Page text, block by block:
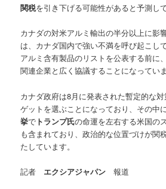
関税を引き下げる可能性があると予測して
カナダの対米アルミ輸出の半分以上に影
は、カナダ国内で強い不満を呼び起こし
アルミ含有製品のリストを公表する前に
関連企業と広く協議することになっていま
カナダ政府は8月に発表された暫定的な
ゲットを選ぶことになっており、その中
挙で トランプ氏の命運を左右する米国の
も含まれており、政治的な位置づけが関
たしています。
記者 エクシアジャパン 報道